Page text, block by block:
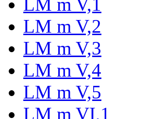
LM m V,2
LM m V,3
LM m V,4
LM m V,5
LM m VI,1